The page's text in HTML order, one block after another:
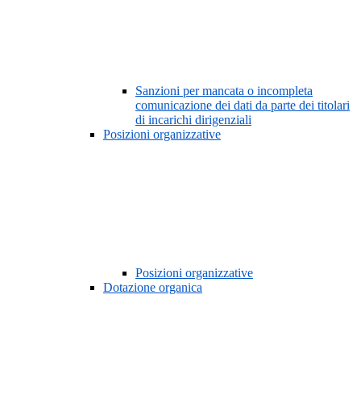
Sanzioni per mancata o incompleta
comunicazione dei dati da parte dei titolari
di incarichi dirigenziali
Posizioni organizzative
Posizioni organizzative
Dotazione organica